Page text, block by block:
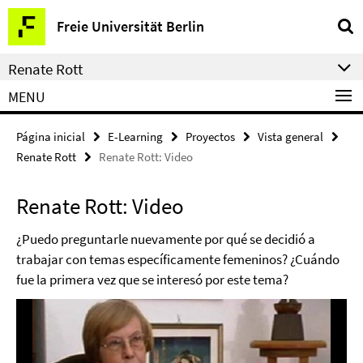
Springe
direkt
zu
Inhalt
Freie Universität Berlin
Herramientas
de
navegación
Renate Rott
MENU
Página inicial E-Learning Proyectos
Vista general
Renate Rott
Renate Rott: Video
Renate Rott: Video
¿Puedo preguntarle nuevamente por qué se decidió a
trabajar con temas específicamente femeninos? ¿Cuándo
fue la primera vez que se interesó por este tema?